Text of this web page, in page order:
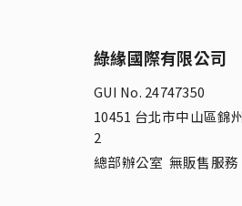
綠緣國際有限公司
GUI No. 24747350
10451 台北市中山區錦
2
總部辦公室 無販售服務